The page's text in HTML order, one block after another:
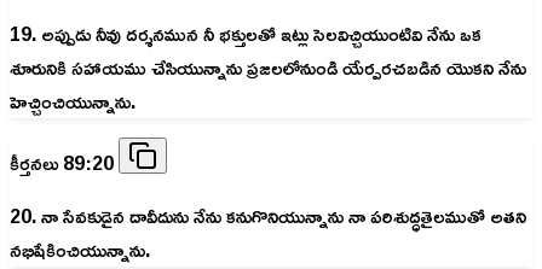
19. అప్పుడు నీవు దర్శనమున నీ భక్తులతో ఇట్లు సెలవిచ్చియుంటివి నేను ఒక
శూరునికి సహాయము చేసియున్నాను ప్రజలలోనుండి యేర్పరచబడిన యొకని నేను
హెచ్చించియున్నాను.
కీర్తనలు 89:20
20. నా సేవకుడైన దావీదును నేను కనుగొనియున్నాను నా పరిశుద్ధతైలముతో అతని
నభిషేకించియున్నాను.